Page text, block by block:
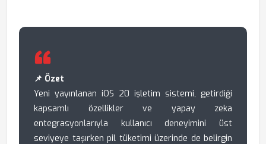
📌 Özet
Yeni yayınlanan iOS 20 işletim sistemi, getirdiği
kapsamlı özellikler ve yapay zeka
entegrasyonlarıyla kullanıcı deneyimini üst
seviyeye taşırken pil tüketimi üzerinde de belirgin